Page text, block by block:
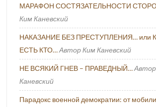
МАРАФОН СОСТЯЗАТЕЛЬНОСТИ
Ким Каневский
НАКАЗАНИЕ БЕЗ ПРЕСТУПЛЕНИЯ… или
ЕСТЬ КТО… Автор Ким Каневский
НЕ ВСЯКИЙ ГНЕВ – ПРАВЕДНЫЙ…
Каневский
Парадокс военной демократии: от